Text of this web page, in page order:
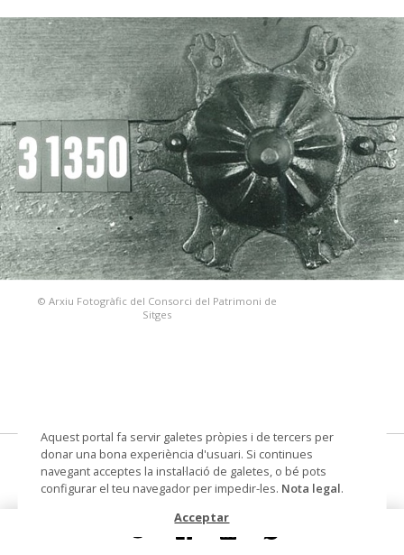
© Arxiu Fotogràfic del Consorci del Patrimoni de
Sitges
clau de porta
Datació Segles XV-XVI
Aquest portal fa servir galetes pròpies i de tercers per
donar una bona experiència d'usuari. Si continues
navegant acceptes la instal·lació de galetes, o bé pots
configurar el teu navegador per impedir-les. Nota legal.
Acceptar